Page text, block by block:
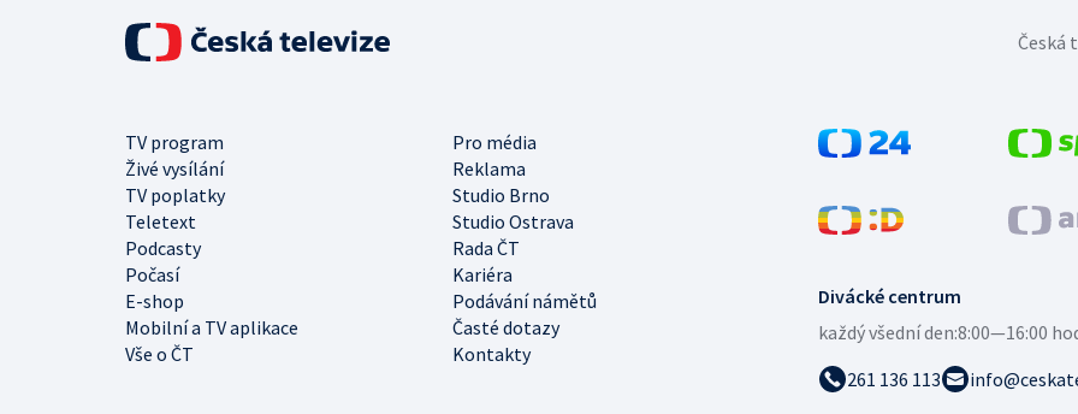
Divácké centrum
každý všední den:8:00—16:00
261 136 113
TV program
Pro média
Živé vysílání
Reklama
TV poplatky
Studio Brno
Teletext
Studio Ostrava
Podcasty
Rada ČT
Počasí
Kariéra
E-shop
Podávání námětů
Mobilní a TV aplikace
Časté dotazy
Vše o ČT
Kontakty
Česká